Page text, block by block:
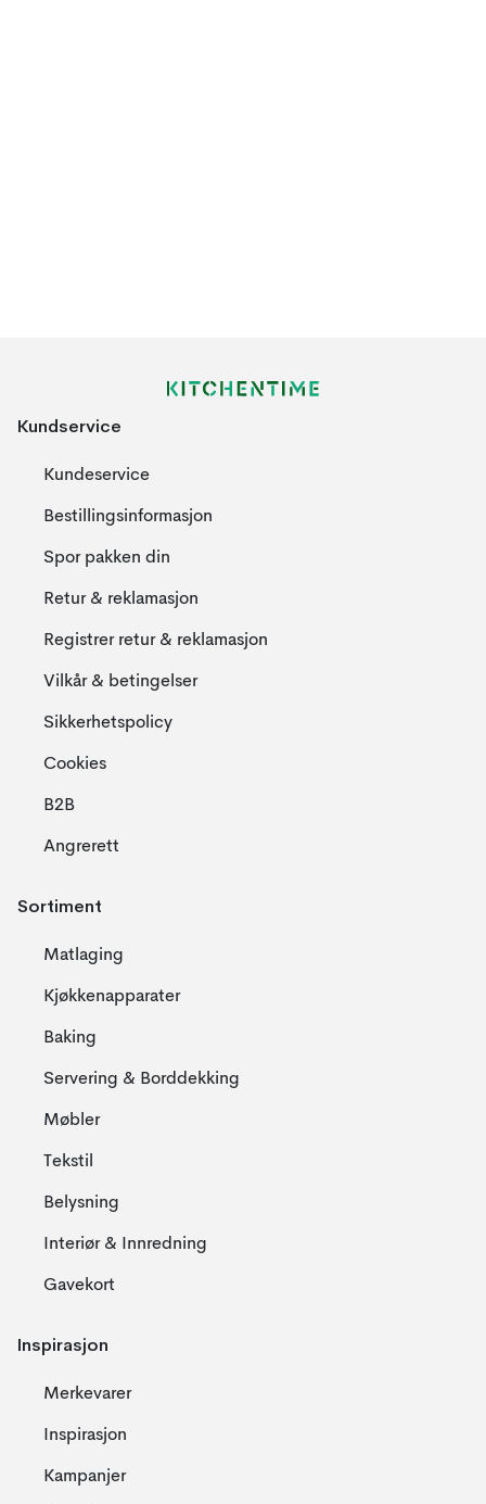
Kundservice
Kundeservice
Bestillingsinformasjon
Spor pakken din
Retur & reklamasjon
Registrer retur & reklamasjon
Vilkår & betingelser
Sikkerhetspolicy
Cookies
B2B
Angrerett
Sortiment
Matlaging
Kjøkkenapparater
Baking
Servering & Borddekking
Møbler
Tekstil
Belysning
Interiør & Innredning
Gavekort
Inspirasjon
Merkevarer
Inspirasjon
Kampanjer